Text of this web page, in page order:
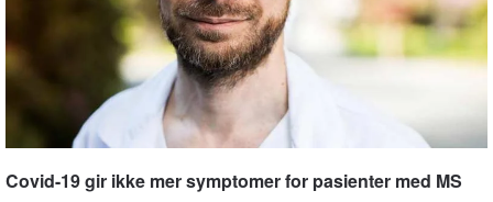
Covid-19 gir ikke mer symptomer for pasienter med MS